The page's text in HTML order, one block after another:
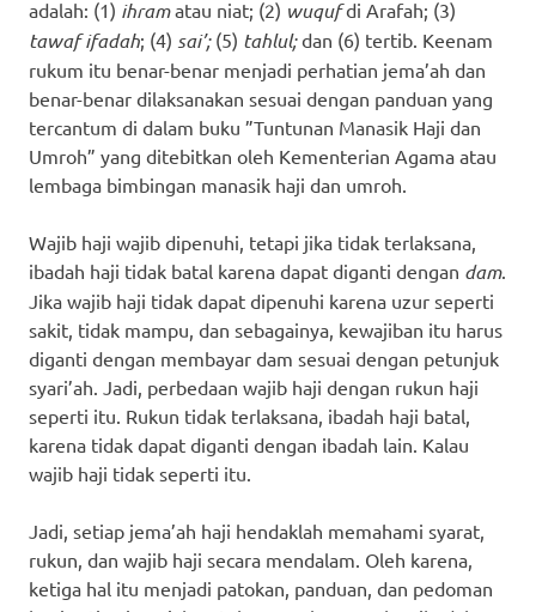
adalah: (1) ihramatau niat; (2) wuqufdi Arafah; (3)
tawaf ifadah; (4) sai’; (5) tahlul;dan (6) tertib. Keenam
rukum itu benar-benar menjadi perhatian jema’ah dan
benar-benar dilaksanakan sesuai dengan panduan yang
tercantum di dalam buku ”Tuntunan Manasik Haji dan
Umroh” yang ditebitkan oleh Kementerian Agama atau
lembaga bimbingan manasik haji dan umroh.
Wajib haji wajib dipenuhi, tetapi jika tidak terlaksana,
ibadah haji tidak batal karena dapat diganti dengan dam.
Jika wajib haji tidak dapat dipenuhi karena uzur seperti
sakit, tidak mampu, dan sebagainya, kewajiban itu harus
diganti dengan membayar dam sesuai dengan petunjuk
syari’ah. Jadi, perbedaan wajib haji dengan rukun haji
seperti itu. Rukun tidak terlaksana, ibadah haji batal,
karena tidak dapat diganti dengan ibadah lain. Kalau
wajib haji tidak seperti itu.
Jadi, setiap jema’ah haji hendaklah memahami syarat,
rukun, dan wajib haji secara mendalam. Oleh karena,
ketiga hal itu menjadi patokan, panduan, dan pedoman